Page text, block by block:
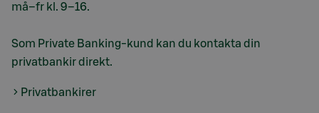
må–fr kl. 9–16.
Som Private Banking-kund kan du kontakta din
privatbankir direkt.
Privatbankirer